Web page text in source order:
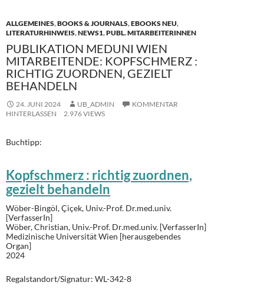
k
ALLGEMEINES,BOOKS & JOURNALS,EBOOKS NEU,
LITERATURHINWEIS,NEWS1,PUBL. MITARBEITERINNEN
PUBLIKATION MEDUNI WIEN
MITARBEITENDE: KOPFSCHMERZ :
RICHTIG ZUORDNEN, GEZIELT
BEHANDELN
24. JUNI 2024 UB_ADMIN
KOMMENTAR
HINTERLASSEN
2.976 VIEWS
Buchtipp:
Kopfschmerz : richtig zuordnen,
gezielt behandeln
Wöber-Bingöl, Çiçek, Univ.-Prof. Dr.med.univ.
[VerfasserIn]
Wöber, Christian, Univ.-Prof. Dr.med.univ. [VerfasserIn]
Medizinische Universität Wien [herausgebendes
Organ]
2024
Regalstandort/Signatur: WL-342-8